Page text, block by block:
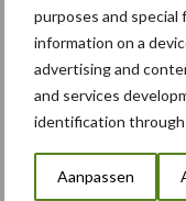
purposes and special
information on a
advertising and
and services
identification through
Aanpassen
Primaire
Recent